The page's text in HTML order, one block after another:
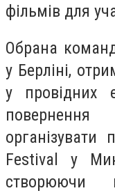
фільмів для
Обрана
у Берліні,
у провідних
організувати
Festival у
створюючи